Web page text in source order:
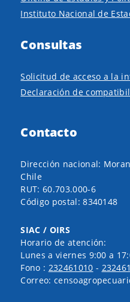
Instituto Nacional de
Consultas
Solicitud de acceso a la
Declaración de
Contacto
Dirección nacional:
Chile
RUT: 60.703.000-6
Código postal: 8340148
SIAC / OIRS
Horario de atención:
Lunes a viernes 9:00 a
Fono : 232461010 -
Correo: